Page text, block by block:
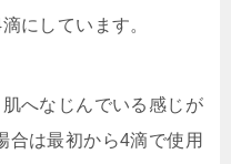
にしています。
へなじんでいる感じが
合は最初から4滴で使用